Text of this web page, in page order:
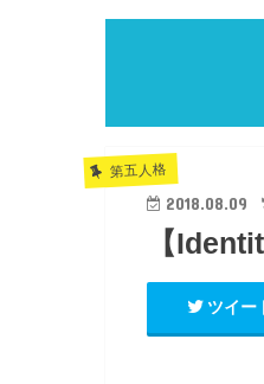
第五人格
2018.08.09
【
ツイー